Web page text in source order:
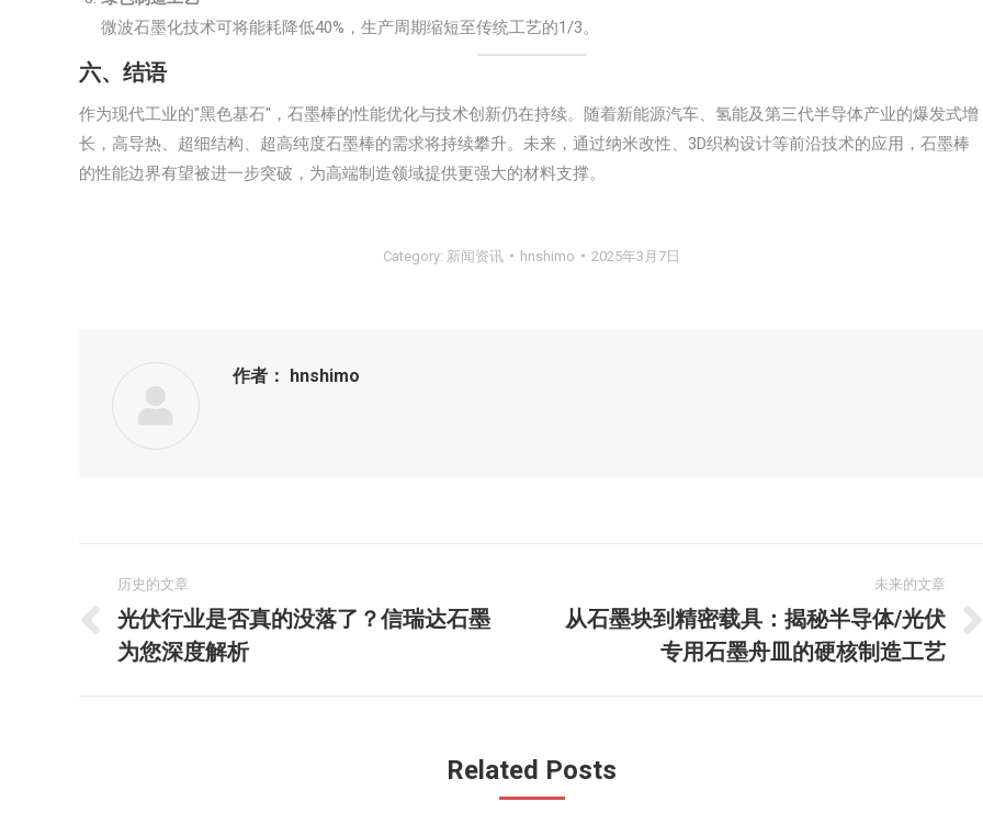
微波石墨化技术可将能耗降低40%，生产周期缩短至传统工艺的1/3。
六、结语
作为现代工业的"黑色基石"，石墨棒的性能优化与技术创新仍在持续。随着新能源汽车、氢能及第三代半导体产业的爆发式增
长，高导热、超细结构、超高纯度石墨棒的需求将持续攀升。未来，通过纳米改性、3D织构设计等前沿技术的应用，石墨棒
的性能边界有望被进一步突破，为高端制造领域提供更强大的材料支撑。
Category: 新闻资讯 hnshimo 2025年3月7日
作者： hnshimo
章
航
历史的文章
历
史
的
光伏行业是否真的没落了？信瑞达石墨
为您深度解析
未来的文章
未
的
从石墨块到精密载具：揭秘半导体/光伏
专用石墨舟皿的硬核制造工艺
Related Posts